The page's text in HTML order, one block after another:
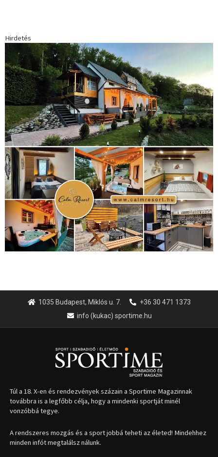
Hirdetés
1035 Budapest, Miklós u. 7.
+36 30 471 1373
info (kukac) sportime.hu
Túl a 18. X-en és rendezvények százain a Sportime Magazinnak
továbbra is a legfőbb célja, hogy a mindenki sportját minél
vonzóbbá tegye.
A rendszeres mozgás és a sport jobbá teheti az életed! Mindehhez
minden infót megtalálsz nálunk.